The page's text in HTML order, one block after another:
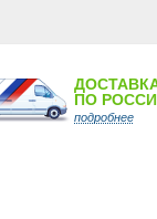
ПО
подробнее